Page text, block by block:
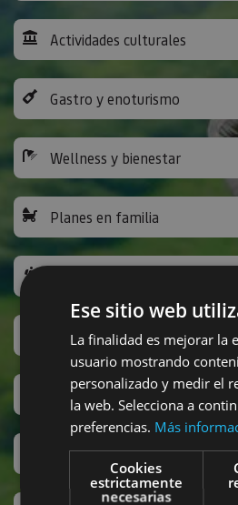
Actividades culturales
Gastro y enoturismo
Wellness y bienestar
Planes en familia
Ocio y diversión
San Fermín
Accesibilidad
Ese sitio web
La finalidad es mejorar la
usuario mostrando
personalizado y medir el
la web. Selecciona a
preferencias. Más
Cookies
estrictamente
necesarias